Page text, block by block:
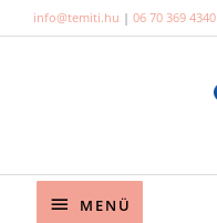
to
info@temiti.hu | 06 70 369 4340
Below
MENÜ